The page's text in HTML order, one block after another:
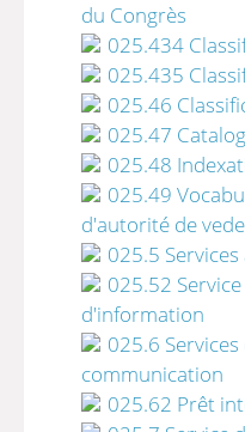
du Congrès
025.434
025.435
025.46
025.47
025.48
025.49
d'autorité de
025.5
025.52
d'information
025.6
communication
025.62 Prêt